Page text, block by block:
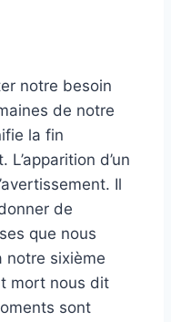
notre besoin
de notre
la fin
d’un
Il
de
que nous
notre sixième
mort nous dit
sont